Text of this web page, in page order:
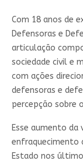
Com 18 anos de
Defensoras e
articulação
sociedade civil e
com ações
defensoras e
percepção sobre
Esse aumento
enfraquecimento
Estado nos